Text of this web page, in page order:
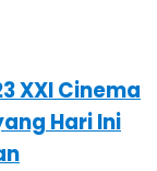
XXI Cinema
Hari Ini